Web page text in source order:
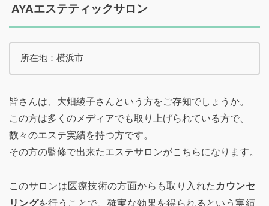
AYAエステティックサロン
所在地：横浜市
皆さんは、大畑綾子さんという方をご存知でしょうか。
この方は多くのメディアでも取り上げられている方で、
数々のエステ実績を持つ方です。
その方の監修で出来たエステサロンがこちらになります。
このサロンは医療技術の方面からも取り入れた カウンセ
リングを行うことで、確実な効果を得られるという実績